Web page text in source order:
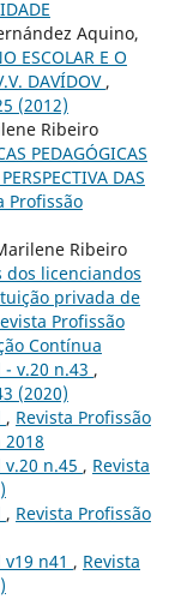
Aquino,
ESCOLAR E O
DAVÍDOV ,
(2012)
Ribeiro
PEDAGÓGICAS
DAS
Profissão
Ribeiro
dos licenciandos
privada de
Profissão
Contínua
v.20 n.43 ,
(2020)
, Revista Profissão
n.45 , Revista
, Revista Profissão
n41 , Revista